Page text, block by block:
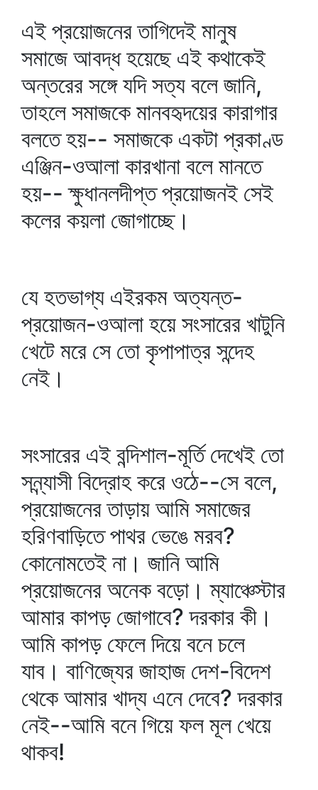
এই প্রয়োজনের তাগিদেই মানুষ
সমাজে আবদ্ধ হয়েছে এই কথাকেই
অন্তরের সঙ্গে যদি সত্য বলে জানি,
তাহলে সমাজকে মানবহৃদয়ের কারাগার
বলতে হয়-- সমাজকে একটা প্রকাণ্ড
এঞ্জিন-ওআলা কারখানা বলে মানতে
হয়-- ক্ষুধানলদীপ্ত প্রয়োজনই সেই
কলের কয়লা জোগাচ্ছে।
যে হতভাগ্য এইরকম অত্যন্ত-
প্রয়োজন-ওআলা হয়ে সংসারের খাটুনি
খেটে মরে সে তো কৃপাপাত্র সন্দেহ
নেই।
সংসারের এই বন্দিশাল-মূর্তি দেখেই তো
সন্ন্যাসী বিদ্রোহ করে ওঠে--সে বলে,
প্রয়োজনের তাড়ায় আমি সমাজের
হরিণবাড়িতে পাথর ভেঙে মরব?
কোনোমতেই না। জানি আমি
প্রয়োজনের অনেক বড়ো। ম্যাঞ্চেস্টার
আমার কাপড় জোগাবে? দরকার কী।
আমি কাপড় ফেলে দিয়ে বনে চলে
যাব। বাণিজ্যের জাহাজ দেশ-বিদেশ
থেকে আমার খাদ্য এনে দেবে? দরকার
নেই--আমি বনে গিয়ে ফল মূল খেয়ে
থাকব!